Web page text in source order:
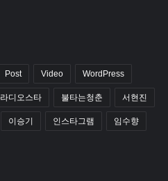
Post Video WordPress
라디오스타 불타는청춘 서현진
이승기 인스타그램 임수향